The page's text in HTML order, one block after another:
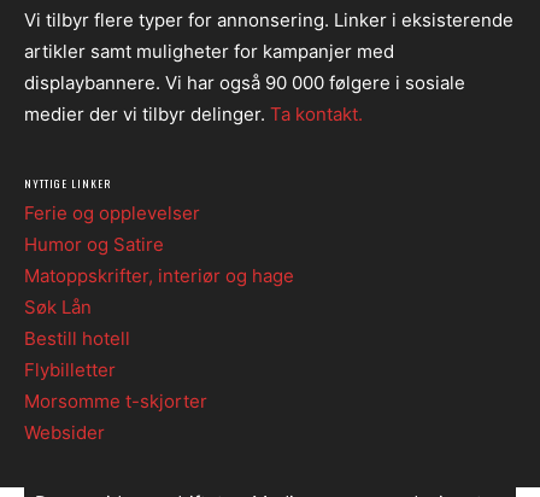
Vi tilbyr flere typer for annonsering. Linker i eksisterende
artikler samt muligheter for kampanjer med
displaybannere. Vi har også 90 000 følgere i sosiale
medier der vi tilbyr delinger. Ta kontakt.
NYTTIGE LINKER
Ferie og opplevelser
Humor og Satire
Matoppskrifter, interiør og hage
Søk Lån
Bestill hotell
Flybilletter
Morsomme t-skjorter
Websider